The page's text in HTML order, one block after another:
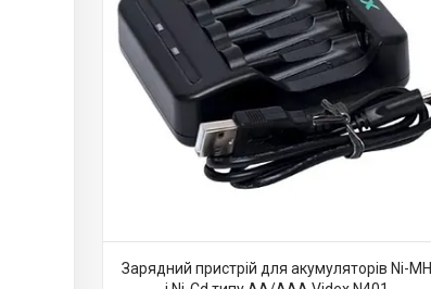
Зарядний пристрій для акумуляторів Ni-MH